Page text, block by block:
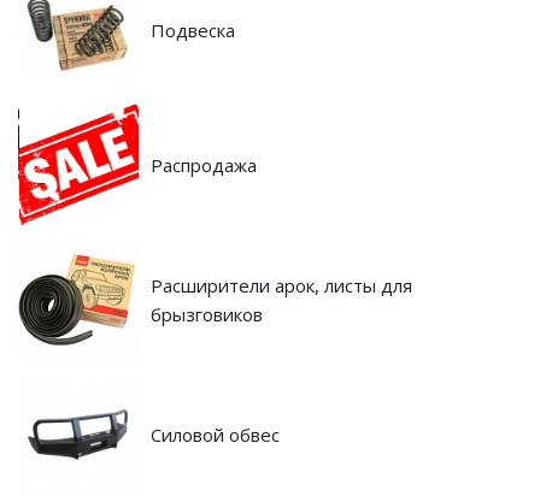
Подвеска
Распродажа
Расширители арок, листы для
брызговиков
Силовой обвес